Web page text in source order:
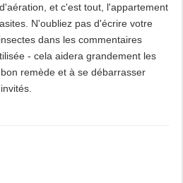
et c'est tout, l'appartement
N'oubliez pas d'écrire votre
dans les commentaires
- cela aidera grandement les
remède et à se débarrasser